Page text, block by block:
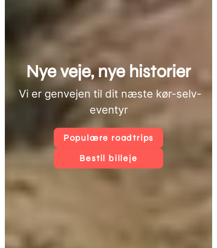
Nye veje, nye historier
Vi er genvejen til dit næste kør-selv-
eventyr
Populære roadtrips
Bestil billeje